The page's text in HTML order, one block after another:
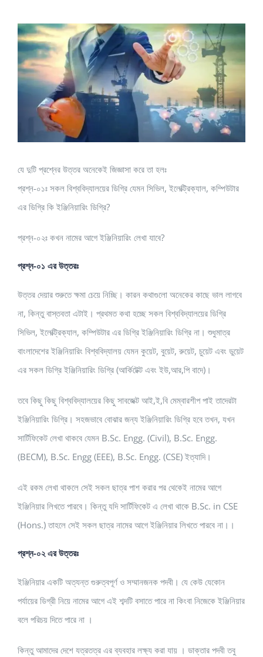
View
Larger
Image
যে দুটি প্রশ্নের উত্তর অনেকেই জিজ্ঞাসা করে তা হলঃ
প্রশ্ন-০১ঃ সকল বিশ্ববিদ্যালয়ের ডিগ্রি যেমন সিভিল, ইলেক্ট্রিক্যাল, কম্পিউটার
এর ডিগ্রি কি ইঞ্জিনিয়ারিং ডিগ্রি?
প্রশ্ন-০২ঃ কখন নামের আগে ইঞ্জিনিয়ারিং লেখা যাবে?
প্রশ্ন-০১ এর উত্তরঃ
উত্তর দেয়ার শুরুতে ক্ষমা চেয়ে নিচ্ছি। কারন কথাগুলো অনেকের কাছে ভাল লাগবে
না, কিন্তু বাস্তবতা এটাই। প্রথমত কথা হচ্ছে সকল বিশ্ববিদ্যালয়ের ডিগ্রি
সিভিল, ইলেক্ট্রিক্যাল, কম্পিউটার এর ডিগ্রি ইঞ্জিনিয়ারিং ডিগ্রি না। শুধুমাত্র
বাংলাদেশের ইঞ্জিনিয়ারিং বিশ্ববিদ্যালয় যেমন কুয়েট, বুয়েট, রুয়েট, চুয়েট এবং ডুয়েট
এর সকল ডিগ্রি ইঞ্জিনিয়ারিং ডিগ্রি (আর্কিটেক্ট এবং ইউ,আর,পি বাদে)।
তবে কিছু কিছু বিশ্ববিদ্যালয়ের কিছু সাবজেক্ট আই,ই,বি মেম্বারশীপ পাই তাদেরটা
ইঞ্জিনিয়ারিং ডিগ্রি। সহজভাবে বোঝার জন্য ইঞ্জিনিয়ারিং ডিগ্রি হবে তখন, যখন
সার্টিফিকেট লেখা থাকবে যেমন B.Sc. Engg. (Civil), B.Sc. Engg.
(BECM), B.Sc. Engg (EEE), B.Sc. Engg. (CSE) ইত্যাদি।
এই রকম লেখা থাকলে সেই সকল ছাত্র পাশ করার পর থেকেই নামের আগে
ইঞ্জিনিয়ার লিখতে পারবে। কিন্তু যদি সার্টিফিকেট এ লেখা থাকে B.Sc. in CSE
(Hons.) তাহলে সেই সকল ছাত্র নামের আগে ইঞ্জিনিয়ার লিখতে পারবে না।।
প্রশ্ন-০২ এর উত্তরঃ
ইঞ্জিনিয়ার একটি অত্যন্ত গুরুত্বপূর্ণ ও সম্মানজনক পদবী। যে কেউ যেকোন
পর্যায়ের ডিগ্রী নিয়ে নামের আগে এই শব্দটি বসাতে পারে না কিংবা নিজেকে ইঞ্জিনিয়ার
বলে পরিচয় দিতে পারে না ।
কিন্তু আমাদের দেশে যত্রতত্র এর ব্যবহার লক্ষ্য করা যায় । ডাক্তার পদবী তবু